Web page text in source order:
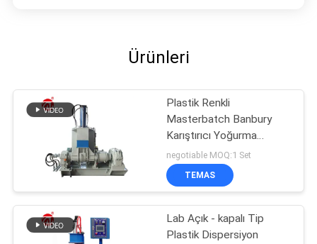
Ürünleri
Plastik Renkli
Masterbatch Banbury
Karıştırıcı Yoğurma
Kauçuk Test Cihazı
negotiable MOQ:1 Set
TEMAS
Lab Açık - kapalı Tip
Plastik Dispersiyon